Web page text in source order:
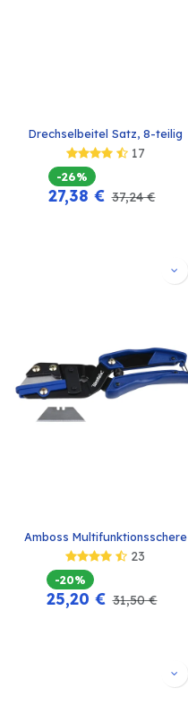
Drechselbeitel Satz, 8-teilig
17
-26%
27,38 € 37,24€
Amboss Multifunktionsschere
23
-20%
25,20 € 31,50€